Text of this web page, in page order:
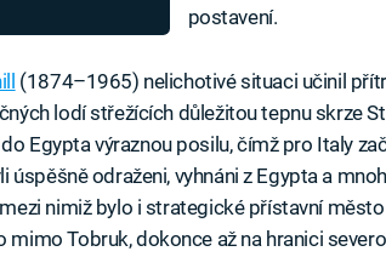
postavení.
(1874–1965) nelichotivé situaci učinil
lodí střežících důležitou tepnu skrze
Egypta výraznou posilu, čímž pro Italy
úspěšně odraženi, vyhnáni z Egypta a
nimiž bylo i strategické přístavní
mimo Tobruk, dokonce až na hranici